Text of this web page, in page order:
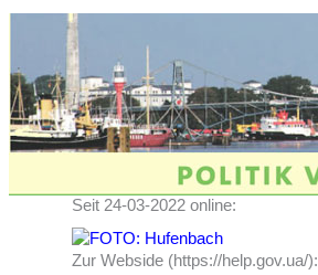
Seit 24-03-2022 online:
Zur Webside (https://help.gov.ua/):